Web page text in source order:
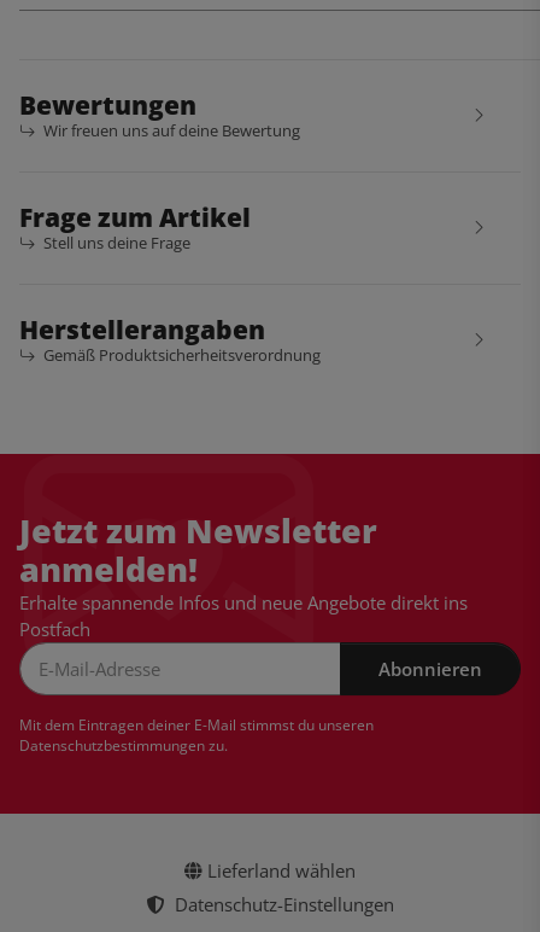
Bewertungen
Wir freuen uns auf deine Bewertung
Frage zum Artikel
Stell uns deine Frage
Herstellerangaben
Gemäß Produktsicherheitsverordnung
Jetzt zum Newsletter
anmelden!
Erhalte spannende Infos und neue Angebote direkt ins
Postfach
Abonnieren
Mit dem Eintragen deiner E-Mail stimmst du unseren
Datenschutzbestimmungenzu.
Lieferland wählen
Datenschutz-Einstellungen